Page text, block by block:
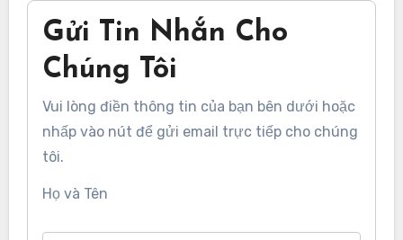
Gửi Tin Nhắn Cho
Chúng Tôi
Vui lòng điền thông tin của bạn bên dưới hoặc
nhấp vào nút để gửi email trực tiếp cho chúng
tôi.
Họ và Tên